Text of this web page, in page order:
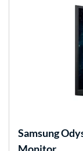
Samsung